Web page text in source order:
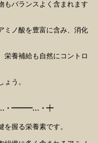
もバランスよく含まれます
ミノ酸を豊富に含み、消化
栄養補給も自然にコントロ
う。
・━━━…・┿
握る栄養素です。